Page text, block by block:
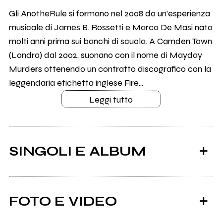
Gli AnotheRule si formano nel 2008 da un’esperienza
musicale di James B. Rossetti e Marco De Masi nata
molti anni prima sui banchi di scuola. A Camden Town
(Londra) dal 2002, suonano con il nome di Mayday
Murders ottenendo un contratto discografico con la
leggendaria etichetta inglese Fire...
Leggi tutto
SINGOLI E ALBUM
FOTO E VIDEO